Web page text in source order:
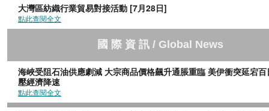
大灣區紡織行業貿易對接活動 [7月28日]
點此查閱全文
國 際 資 訊 / Global News
海峽受阻石油供應劇減 大宗商品價格飆升通脹重臨 美伊衝突延宕
壓經濟降速
點此查閱全文